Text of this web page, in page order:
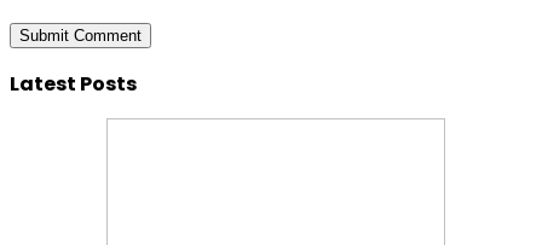
Latest Posts